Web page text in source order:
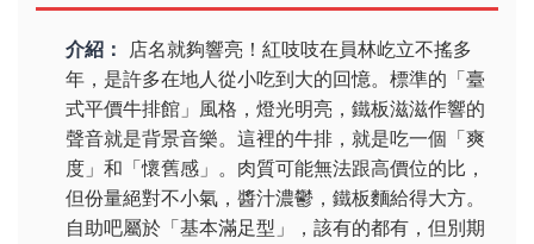
介紹：
店名就夠響亮！紅吱吱在員林屹立不搖多
年，是許多在地人從小吃到大的回憶。標準的「臺
式平價牛排館」風格，燈光明亮，鐵板滋滋作響的
聲音就是背景音樂。這裡的牛排，就是吃一個「爽
度」和「懷舊感」。肉質可能無法跟高價位的比，
但份量絕對不小氣，醬汁濃鬱，鐵板麵給得大方。
自助吧屬於「基本滿足型」，該有的都有，但別期